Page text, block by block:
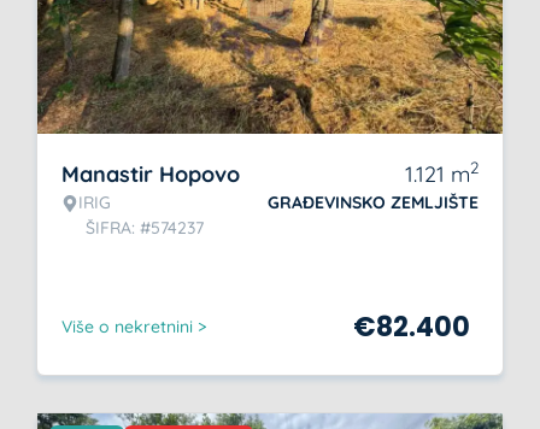
Manastir Hopovo
IRIG
ŠIFRA: #574237
1.121 m2
GRAĐEVINSKO ZEMLJIŠTE
Više o nekretnini > €82.400